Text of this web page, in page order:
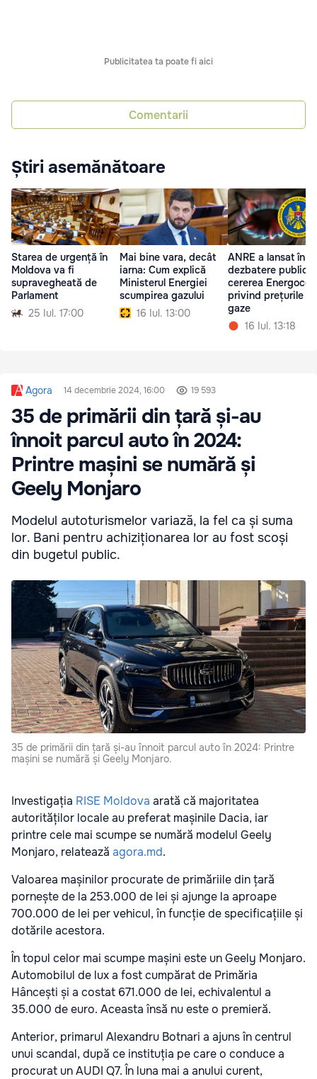
Publicitatea ta poate fi aici
Comentarii
Știri asemănătoare
Starea de urgență în
Moldova va fi
supravegheată de
Parlament
25 Iul. 17:00
Mai bine vara, decât
iarna: Cum explică
Ministerul Energiei
scumpirea gazului
16 Iul. 13:00
ANRE a lansat în
dezbatere publică
cererea
privind prețurile la
gaze
16 Iul. 13:18
Agora 14 decembrie 2024, 16:00 19 593
35 de primării din țară și-au
înnoit parcul auto în 2024:
Printre mașini se numără și
Geely Monjaro
Modelul autoturismelor variază, la fel ca și suma
lor. Bani pentru achiziționarea lor au fost scoși
din bugetul public.
35 de primării din țară și-au înnoit parcul auto în 2024: Printre
mașini se numără și Geely Monjaro.
Investigația RISE Moldova arată că majoritatea
autorităților locale au preferat mașinile Dacia, iar
printre cele mai scumpe se numără modelul Geely
Monjaro, relatează agora.md.
Valoarea mașinilor procurate de primăriile din țară
pornește de la 253.000 de lei și ajunge la aproape
700.000 de lei per vehicul, în funcție de specificațiile și
dotările acestora.
În topul celor mai scumpe mașini este un Geely Monjaro.
Automobilul de lux a fost cumpărat de Primăria
Hâncești și a costat 671.000 de lei, echivalentul a
35.000 de euro. Aceasta însă nu este o premieră.
Anterior, primarul Alexandru Botnari a ajuns în centrul
unui scandal, după ce instituția pe care o conduce a
procurat un AUDI Q7. În luna mai a anului curent,